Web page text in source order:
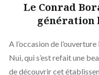
Le Conrad
génération
A l’occasion de
Nui, qui s’est refait une
de découvrir cet